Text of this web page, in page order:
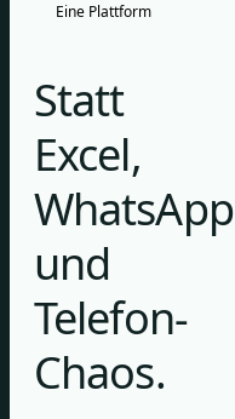
Eine Plattform
Statt
Excel,
WhatsApp
und
Telefon-
Chaos.